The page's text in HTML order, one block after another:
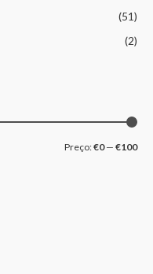
(51)
(2)
Preço:€0— €100